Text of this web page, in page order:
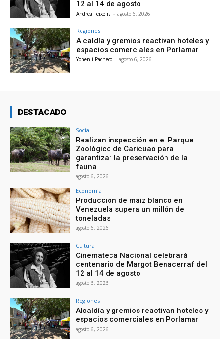
12 al 14 de agosto
Andrea Teixeira - agosto 6, 2026
Regiones
Alcaldía y gremios reactivan hoteles y
espacios comerciales en Porlamar
Yohenli Pacheco - agosto 6, 2026
DESTACADO
Social
Realizan inspección en el Parque
Zoológico de Caricuao para
garantizar la preservación de la
fauna
agosto 6, 2026
Economía
Producción de maíz blanco en
Venezuela supera un millón de
toneladas
agosto 6, 2026
Cultura
Cinemateca Nacional celebrará
centenario de Margot Benacerraf del
12 al 14 de agosto
agosto 6, 2026
Regiones
Alcaldía y gremios reactivan hoteles y
espacios comerciales en Porlamar
agosto 6, 2026